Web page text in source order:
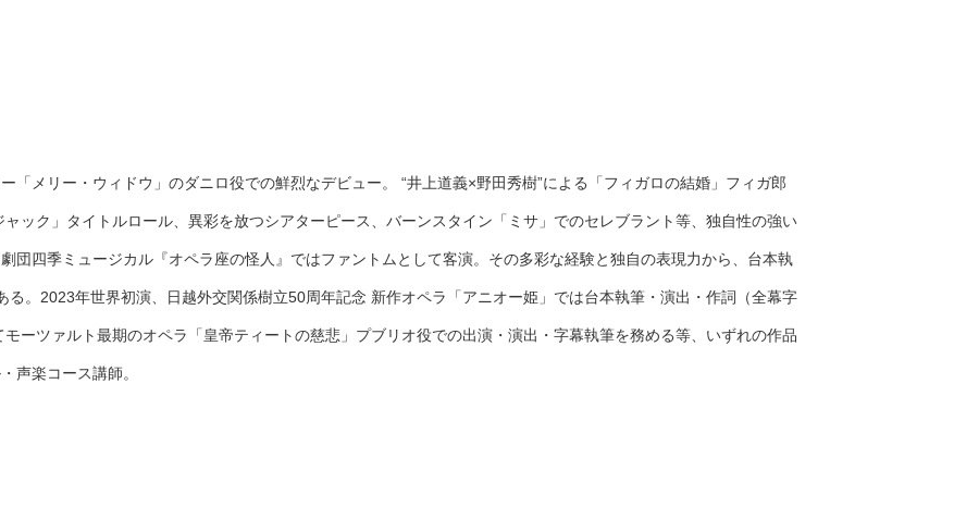
「メリー・ウィドウ」のダニロ役での鮮烈なデビュー。 “井上道義×野田秀樹”による「フィガロの結婚」フィガ郎
ック」タイトルロール、異彩を放つシアターピース、バーンスタイン「ミサ」でのセレブラント等、独自性の強い
団四季ミュージカル『オペラ座の怪人』ではファントムとして客演。その多彩な経験と独自の表現力から、台本執
。2023年世界初演、日越外交関係樹立50周年記念 新作オペラ「アニオー姫」では台本執筆・演出・作詞（全幕字
ーツァルト最期のオペラ「皇帝ティートの慈悲」プブリオ役での出演・演出・字幕執筆を務める等、いずれの作品
声楽コース講師。